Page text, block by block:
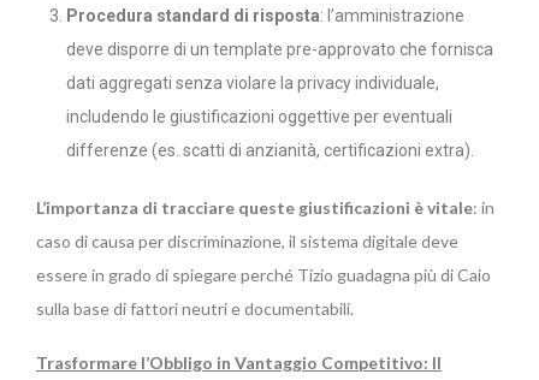
Procedura standard di risposta: l’amministrazione
deve disporre di un template pre-approvato che fornisca
dati aggregati senza violare la privacy individuale,
includendo le giustificazioni oggettive per eventuali
differenze (es. scatti di anzianità, certificazioni extra).
L’importanza di tracciare queste giustificazioni è vitale: in
caso di causa per discriminazione, il sistema digitale deve
essere in grado di spiegare perché Tizio guadagna più di Caio
sulla base di fattori neutri e documentabili.
Trasformare l’Obbligo in Vantaggio Competitivo: Il